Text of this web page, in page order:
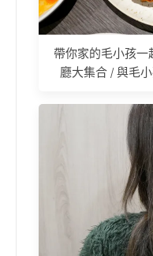
帶你家的毛小孩
廳大集合 / 與毛